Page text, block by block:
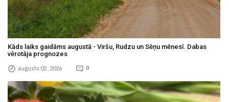
Kāds laiks gaidāms augustā - Viršu, Rudzu un Sēņu mēnesī. Dabas
vērotāja prognozes
augusts 02 , 2026 0